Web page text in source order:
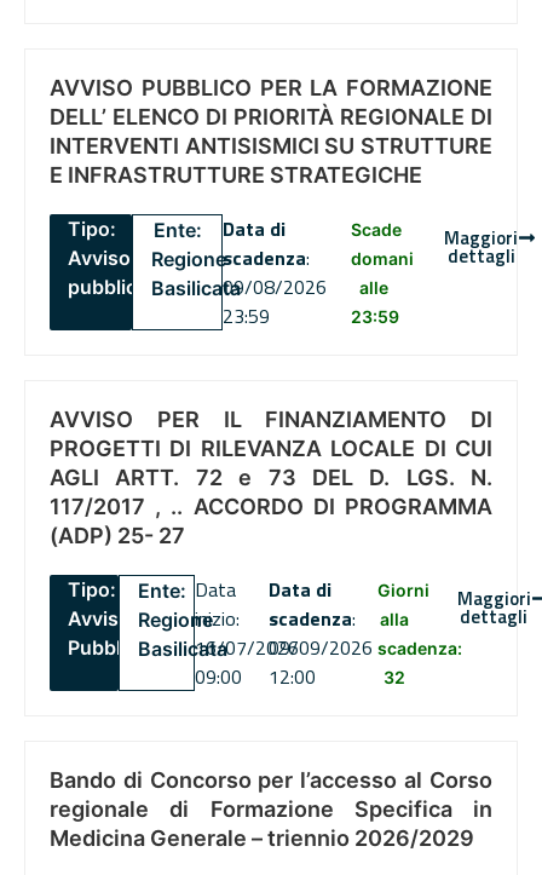
AVVISO PUBBLICO PER LA FORMAZIONE
DELL’ ELENCO DI PRIORITÀ REGIONALE DI
INTERVENTI ANTISISMICI SU STRUTTURE
E INFRASTRUTTURE STRATEGICHE
Tipo:
Avviso
pubblico
Ente:
Regione
Basilicata
Data di
scadenza:
09/08/2026
23:59
Scade
domani
alle
23:59
Maggiori
dettagli
AVVISO PER IL FINANZIAMENTO DI
PROGETTI DI RILEVANZA LOCALE DI CUI
AGLI ARTT. 72 e 73 DEL D. LGS. N.
117/2017 , .. ACCORDO DI PROGRAMMA
(ADP) 25- 27
Tipo:
Avviso
Pubblico
Ente:
Regione
Basilicata
Data
inizio:
16/07/2026
09:00
Data di
scadenza:
09/09/2026
12:00
Giorni
alla
scadenza:
32
Maggiori
dettagli
Bando di Concorso per l’accesso al Corso
regionale di Formazione Specifica in
Medicina Generale – triennio 2026/2029